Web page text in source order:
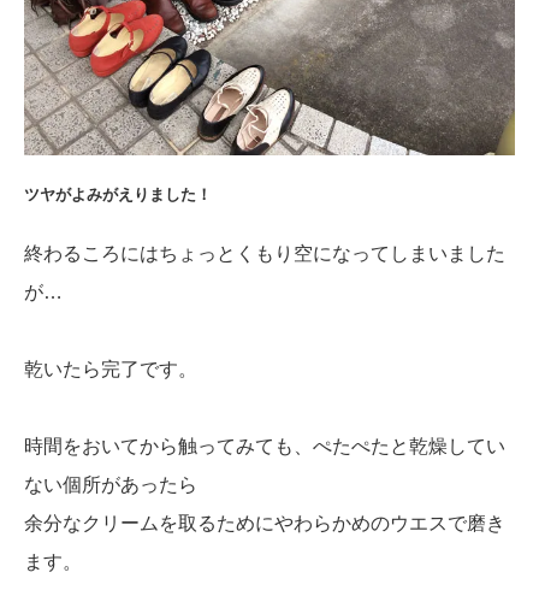
ツヤがよみがえりました！
終わるころにはちょっとくもり空になってしまいました
が…
乾いたら完了です。
時間をおいてから触ってみても、ぺたぺたと乾燥してい
ない個所があったら
余分なクリームを取るためにやわらかめのウエスで磨き
ます。